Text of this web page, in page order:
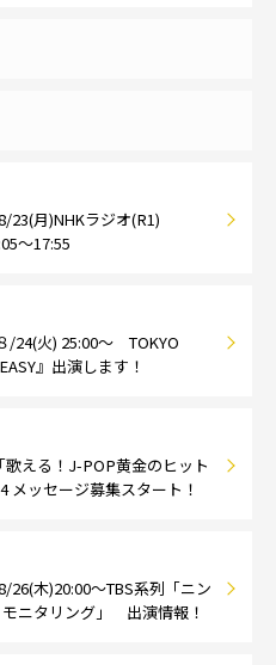
23(月)NHKラジオ(R1)
～17:55
/24(火) 25:00～ TOKYO
』出演します！
歌える！J-POP黄金のヒット
メッセージ募集スタート！
26(木)20:00～TBS系列「ニン
ニタリング」 出演情報！